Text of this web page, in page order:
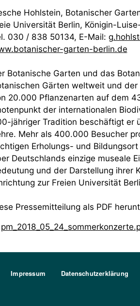
Hohlstein, Botanischer
Universität Berlin, Königin-
030 / 838 50134, E-Mail:
garten-berlin.de
Botanische Garten und das
Gärten weltweit und
20.000 Pflanzenarten auf dem
der internationalen
jähriger Tradition beschäftigt er
Mehr als 400.000 Besucher
Erholungs- und
Deutschlands einzige museale
und der Darstellung ihrer
zur Freien Universität
Pressemitteilung als PDF
Impressum Datenschutzerklärung